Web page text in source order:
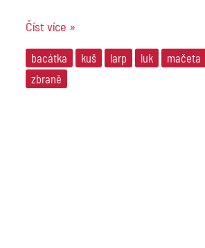
Číst více »
bacátka kuš larp luk mačeta
zbraně